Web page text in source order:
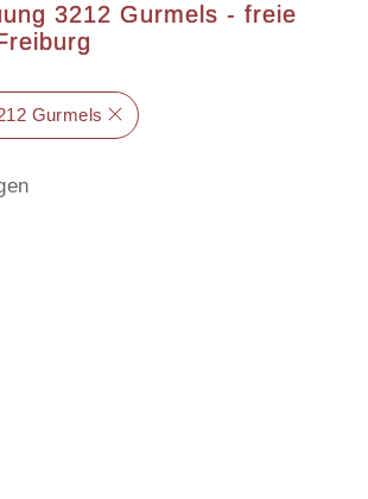
3212 Gurmels - freie
Gurmels